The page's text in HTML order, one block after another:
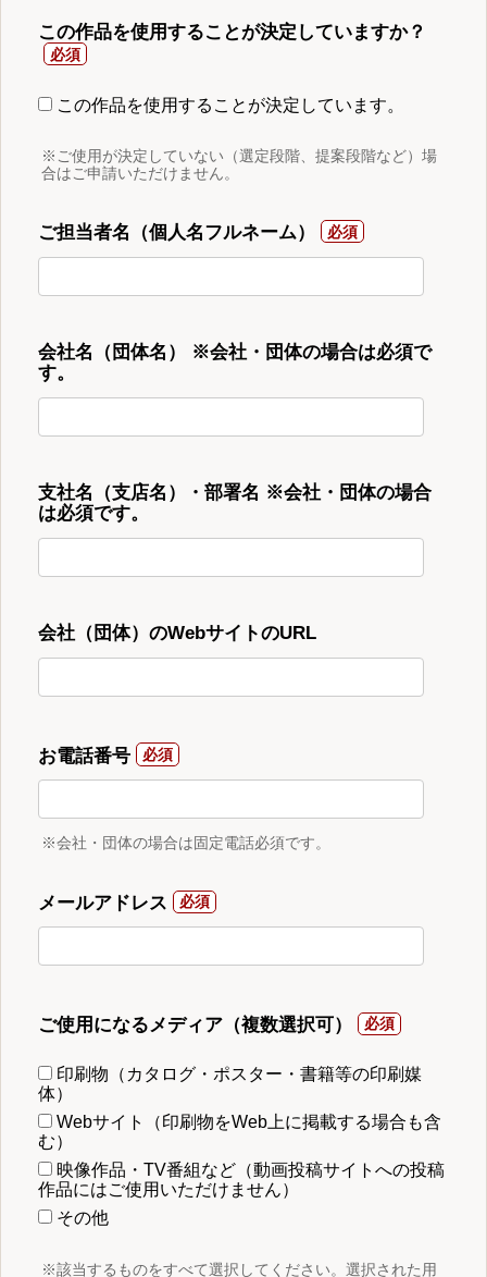
この作品を使用することが決定していますか？
この作品を使用することが決定しています。
※ご使用が決定していない（選定段階、提案段階など）場
合はご申請いただけません。
ご担当者名（個人名フルネーム）
会社名（団体名） ※会社・団体の場合は必須で
す。
支社名（支店名）・部署名 ※会社・団体の場合
は必須です。
会社（団体）のWebサイトのURL
お電話番号
※会社・団体の場合は固定電話必須です。
メールアドレス
ご使用になるメディア（複数選択可）
印刷物（カタログ・ポスター・書籍等の印刷媒
体）
Webサイト（印刷物をWeb上に掲載する場合も含
む）
映像作品・TV番組など（動画投稿サイトへの投稿
作品にはご使用いただけません）
その他
※該当するものをすべて選択してください。選択された用